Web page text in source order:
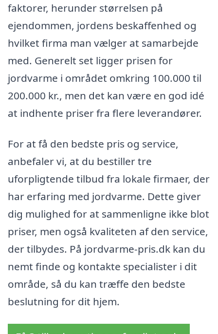
faktorer, herunder størrelsen på
ejendommen, jordens beskaffenhed og
hvilket firma man vælger at samarbejde
med. Generelt set ligger prisen for
jordvarme i området omkring 100.000 til
200.000 kr., men det kan være en god idé
at indhente priser fra flere leverandører.
For at få den bedste pris og service,
anbefaler vi, at du bestiller tre
uforpligtende tilbud fra lokale firmaer, der
har erfaring med jordvarme. Dette giver
dig mulighed for at sammenligne ikke blot
priser, men også kvaliteten af den service,
der tilbydes. På jordvarme-pris.dk kan du
nemt finde og kontakte specialister i dit
område, så du kan træffe den bedste
beslutning for dit hjem.